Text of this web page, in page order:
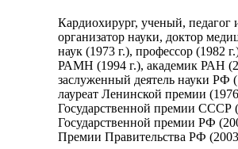
Кардиохирург, ученый, педагог
организатор науки, доктор
наук (1973 г.), профессор (1982
РАМН (1994 г.), академик РАН
заслуженный деятель науки РФ
лауреат Ленинской премии
Государственной премии СССР
Государственной премии РФ
Премии Правительства РФ (2003